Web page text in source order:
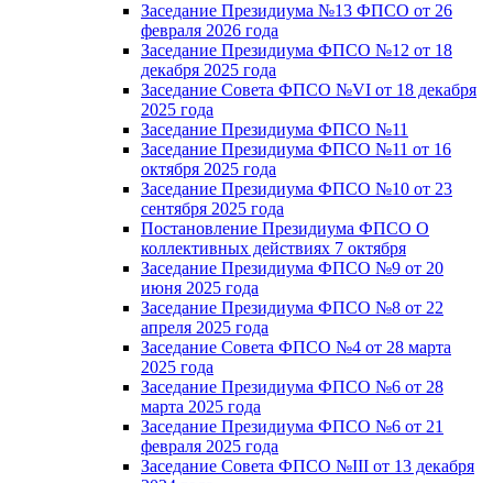
Заседание Президиума №13 ФПСО от 26
февраля 2026 года
Заседание Президиума ФПСО №12 от 18
декабря 2025 года
Заседание Совета ФПСО №VI от 18 декабря
2025 года
Заседание Президиума ФПСО №11
Заседание Президиума ФПСО №11 от 16
октября 2025 года
Заседание Президиума ФПСО №10 от 23
сентября 2025 года
Постановление Президиума ФПСО О
коллективных действиях 7 октября
Заседание Президиума ФПСО №9 от 20
июня 2025 года
Заседание Президиума ФПСО №8 от 22
апреля 2025 года
Заседание Совета ФПСО №4 от 28 марта
2025 года
Заседание Президиума ФПСО №6 от 28
марта 2025 года
Заседание Президиума ФПСО №6 от 21
февраля 2025 года
Заседание Совета ФПСО №III от 13 декабря